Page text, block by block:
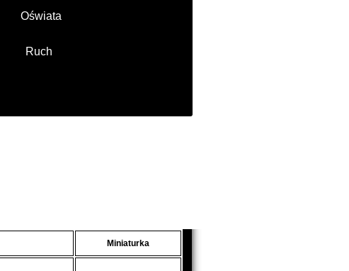
Oświata
Ruch
Miniaturka